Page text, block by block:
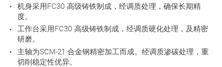
机身采用FC30 高级铸铁制成，经调质处理，确保长期精
度。
工作台采用FC30 高级铸铁制成，经调质硬化处理，及精密
研磨。
主轴为SCM-21 合金钢精密加工而成。经调质渗碳处理，重
切削稳定性优异。